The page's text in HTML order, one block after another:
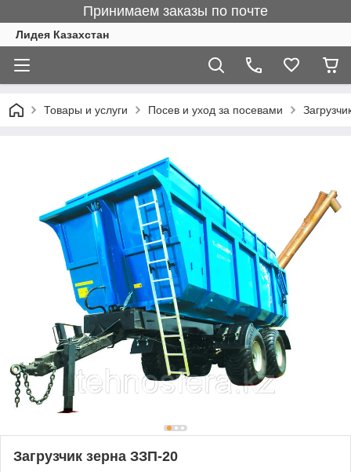
Принимаем заказы по почте
Лидея Казахстан
Товары и услуги Посев и уход за посевами
Загрузчик зерна ЗЗП-20